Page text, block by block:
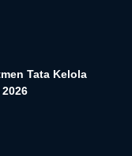
Tata Kelola